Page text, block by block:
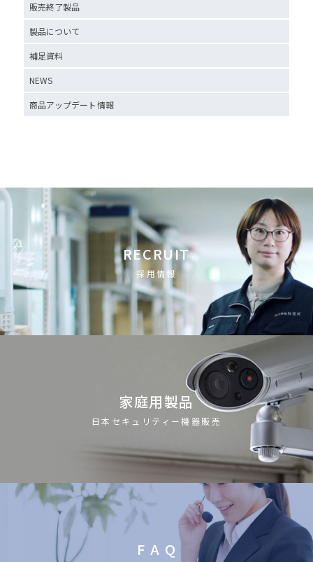
販売終了製品
製品について
補足資料
NEWS
商品アップデート情報
RECRUIT
採用情報
家庭用製品
日本セキュリティー機器販売
F A Q